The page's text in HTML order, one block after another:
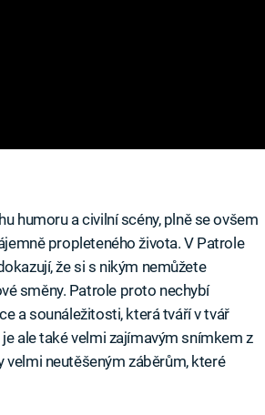
humoru a civilní scény, plně se ovšem
propleteného života. V Patrole
že si s nikým nemůžete
směny. Patrole proto nechybí
a sounáležitosti, která tváří v tvář
ale také velmi zajímavým snímkem z
velmi neutěšeným záběrům, které